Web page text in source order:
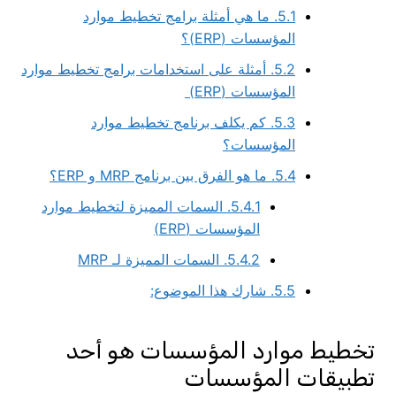
5.1. ما هي أمثلة برامج تخطيط موارد
المؤسسات (ERP)؟
5.2. أمثلة على استخدامات برامج تخطيط موارد
المؤسسات (ERP)
5.3. كم يكلف برنامج تخطيط موارد
المؤسسات؟
5.4. ما هو الفرق بين برنامج MRP و ERP؟
5.4.1. السمات المميزة لتخطيط موارد
المؤسسات (ERP)
5.4.2. السمات المميزة لـ MRP
5.5. شارك هذا الموضوع:
تخطيط موارد المؤسسات هو أحد
تطبيقات المؤسسات